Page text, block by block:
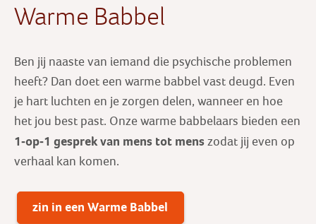
Warme Babbel
Ben jij naaste van iemand die psychische problemen
heeft? Dan doet een warme babbel vast deugd. Even
je hart luchten en je zorgen delen, wanneer en hoe
het jou best past. Onze warme babbelaars bieden een
1-op-1 gesprek van mens tot mens zodat jij even op
verhaal kan komen.
zin in een Warme Babbel